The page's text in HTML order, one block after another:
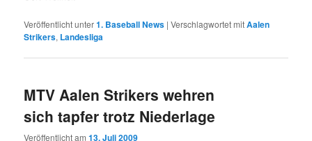
Veröffentlicht unter1. Baseball News |Verschlagwortet mitAalen
Strikers, Landesliga
MTV Aalen Strikers wehren
sich tapfer trotz Niederlage
Veröffentlicht am13. Juli 2009